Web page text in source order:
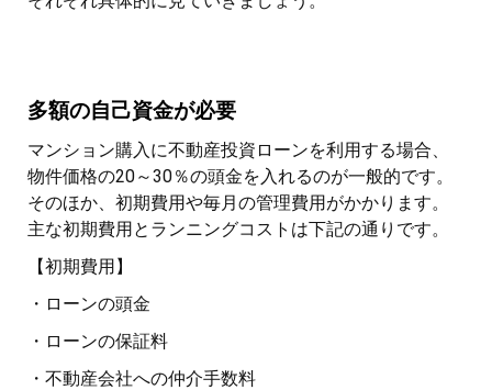
多額の自己資金が必要
マンション購入に不動産投資ローンを利用する場合、
物件価格の20～30％の頭金を入れるのが一般的です。
そのほか、初期費用や毎月の管理費用がかかります。
主な初期費用とランニングコストは下記の通りです。
【初期費用】
・ローンの頭金
・ローンの保証料
・不動産会社への仲介手数料